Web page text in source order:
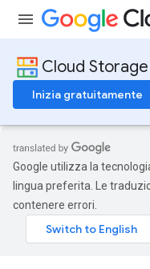
Cloud Storage
Inizia gratuitamente
Google utilizza la
lingua preferita. Le
contenere errori.